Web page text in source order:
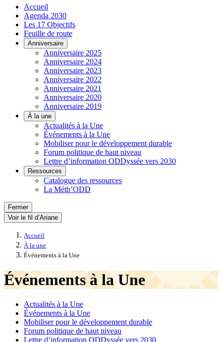
Accueil
Agenda 2030
Les 17 Objectifs
Feuille de route
Anniversaire
Anniversaire 2025
Anniversaire 2024
Anniversaire 2023
Anniversaire 2022
Anniversaire 2021
Anniversaire 2020
Anniversaire 2019
À la une
Actualités à la Une
Événements à la Une
Mobiliser pour le développement durable
Forum politique de haut niveau
Lettre d’information ODDyssée vers 2030
Ressources
Catalogue des ressources
La Méth’ODD
Fermer
Voir le fil d’Ariane
Accueil
À la une
Événements à la Une
Événements à la Une
Actualités à la Une
Événements à la Une
Mobiliser pour le développement durable
Forum politique de haut niveau
Lettre d’information ODDyssée vers 2030